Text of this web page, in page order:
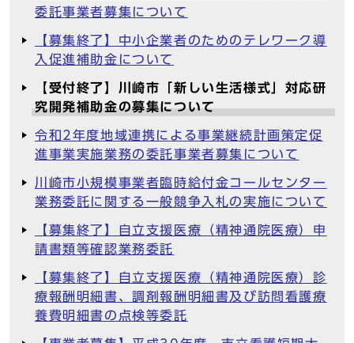
委託事業者募集について
【募集終了】中小企業者のためのテレワーク導
入促進補助金について
【受付終了】川崎市「新しい生活様式」対応研
究開発補助金の募集について
令和2年度地域連携による事業継続計画策定促
進事業実施業務の委託事業者募集について
川崎市小規模事業者臨時給付金コールセンター
業務委託に関する一般競争入札の実施について
【募集終了】自立支援医療（精神通院医療）申
請書類等確認業務委託
【募集終了】自立支援医療（精神通院医療）診
療報酬明細書、調剤報酬明細書及び訪問看護療
養費明細書の点検等委託